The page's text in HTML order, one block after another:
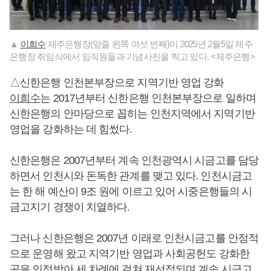
▲ 이희수 제주은행장(앞줄 왼쪽 여섯 번째)이 2025년 2월5일 제주
은행장 취임식에서 임직원들과 기념사진을 찍고 있다. <제주은행>
△신한은행 인천본부장으로 지역기반 영업 강화
이희수는 2017년부터 신한은행 인천본부장으로 일하며
신한은행의 안마당으로 꼽히는 인천지역에서 지역기반
영업을 강화하는 데 힘썼다.
신한은행은 2007년부터 계속 인천광역시 시금고를 담당
하면서 인천시와 돈독한 관계를 맺고 있다. 인천시금고
는 한 해 예산이 9조 원에 이르고 있어 시중은행들의 시
금고지기 경쟁이 치열하다.
그러나 신한은행은 2007년 이래로 인천시금고를 안정적
으로 운영해 왔고 지역기반 영업과 사회공헌도 강화한